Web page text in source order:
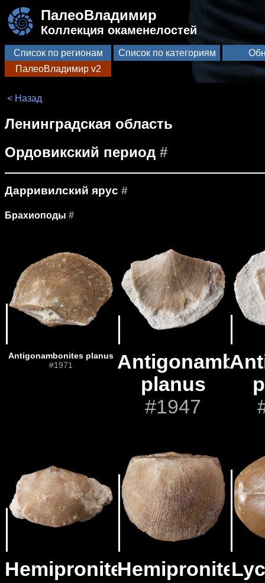
ПалеоВладимир
Коллекция окаменелостей
Список по регионам Список по категориям
ПалеоВладимир v2
< Назад
Ленинградская область
Ордовикский период #
Дарривилский ярус #
Брахиоподы #
Antigonambonites planus
#1971
planus
#1947
HemipronitesHemipronites